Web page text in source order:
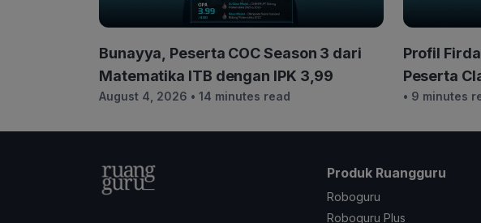
Bunayya, Peserta COC Season 3 dari
Matematika ITB dengan IPK 3,99
August 4, 2026 • 14 minutes read
Profil
Peserta
• 9 minutes
Produk Ruangguru
Roboguru
Roboguru Plus